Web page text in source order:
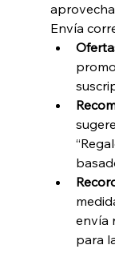
Envía
envía
para